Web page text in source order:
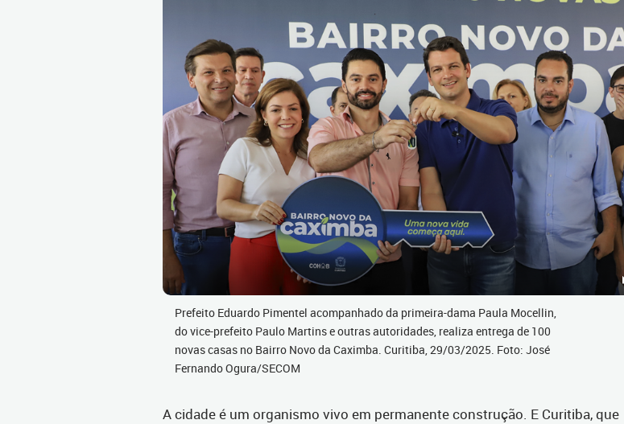
Prefeito Eduardo Pimentel acompanhado da primeira-dama Paula Mocellin,
do vice-prefeito Paulo Martins e outras autoridades, realiza entrega de 100
novas casas no Bairro Novo da Caximba. Curitiba, 29/03/2025. Foto: José
Fernando Ogura/SECOM
A cidade é um organismo vivo em permanente construção. E Curitiba, que